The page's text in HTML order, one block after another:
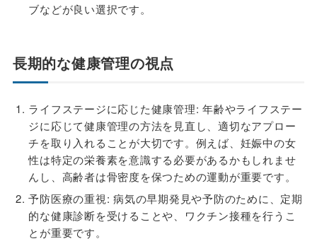
ブなどが良い選択です。
長期的な健康管理の視点
ライフステージに応じた健康管理: 年齢やライフステー
ジに応じて健康管理の方法を見直し、適切なアプロー
チを取り入れることが大切です。例えば、妊娠中の女
性は特定の栄養素を意識する必要があるかもしれませ
んし、高齢者は骨密度を保つための運動が重要です。
予防医療の重視: 病気の早期発見や予防のために、定期
的な健康診断を受けることや、ワクチン接種を行うこ
とが重要です。